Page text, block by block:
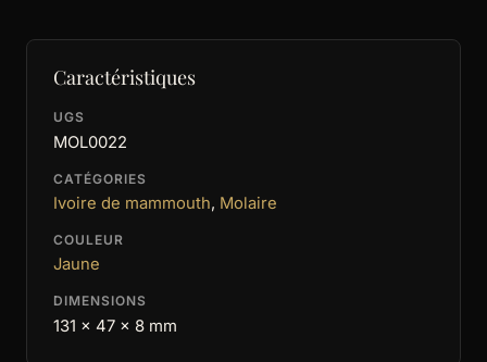
Caractéristiques
UGS
MOL0022
CATÉGORIES
Ivoire de mammouth, Molaire
COULEUR
Jaune
DIMENSIONS
131 x 47 x 8 mm